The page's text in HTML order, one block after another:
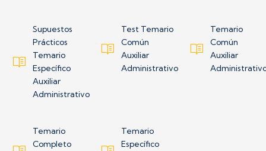
Supuestos
Prácticos
Temario
Específico
Auxiliar
Administrativo
Test Temario
Común
Auxiliar
Administrativo
Temario
Común
Auxiliar
Temario
Completo
Temario
Específico